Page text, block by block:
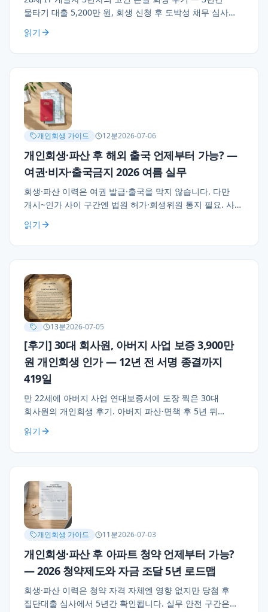
물타기 대출 5,200만 원, 회생 신청 후 도박성 채무 심사
그래프 오버레이 등 성실성 소명 5종. 월 72만×60개월 인가.
읽기
개인회생 가이드 12분2026-07-06
개인회생·파산 후 해외 출국 언제부터 가능? —
여권·비자·출국금지 2026 여름 실무
회생·파산 이력은 여권 발급·출국을 막지 않습니다. 다만
개시~인가 사이 구간엔 법원 허가·회생위원 통지 필요. 사건
비자 심사 실무, 여름 휴가 앞둔 진행 중 채무자 체크리스트
3가지.
읽기
13분2026-07-05
[후기] 30대 회사원, 아버지 사업 보증 3,900만
원 개인회생 인가 — 12년 전 서명 종결까지
419일
만 22세에 아버지 사업 연대보증서에 도장 찍은 30대
회사원의 개인회생 후기. 아버지 파산·면책 후 5년 뒤
68만 × 36개월. 오래된 연대보증 실무 조언 3가지.
읽기
개인회생 가이드 11분2026-07-03
개인회생·파산 후 아파트 청약 언제부터 가능?
— 2026 청약제도와 자금 조달 5년 로드맵
회생·파산 이력은 청약 자격 자체엔 영향 없지만 당첨 후
집단대출 심사에서 5년간 확인됩니다. 실무 안전 구간은